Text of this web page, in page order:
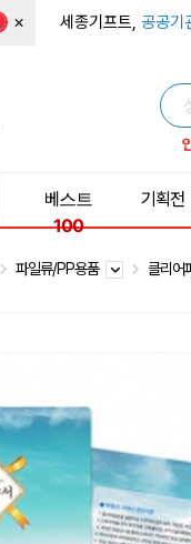
× 세종기프트, 공공기
베스트
100
기획전
파일류/PP용품 클리